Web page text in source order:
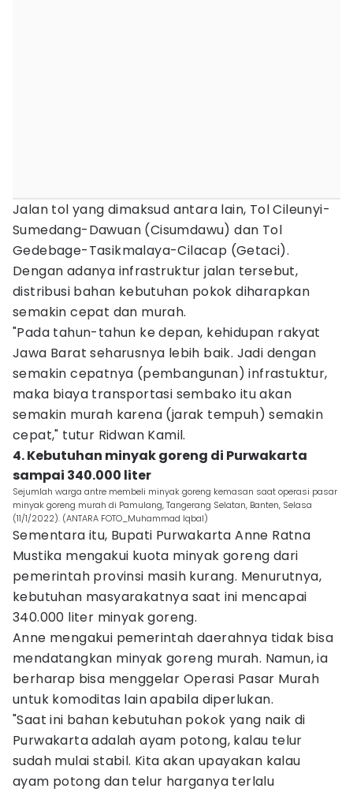
Jalan tol yang dimaksud antara lain, Tol Cileunyi-
Sumedang-Dawuan (Cisumdawu) dan Tol
Gedebage-Tasikmalaya-Cilacap (Getaci).
Dengan adanya infrastruktur jalan tersebut,
distribusi bahan kebutuhan pokok diharapkan
semakin cepat dan murah.
"Pada tahun-tahun ke depan, kehidupan rakyat
Jawa Barat seharusnya lebih baik. Jadi dengan
semakin cepatnya (pembangunan) infrastuktur,
maka biaya transportasi sembako itu akan
semakin murah karena (jarak tempuh) semakin
cepat," tutur Ridwan Kamil.
4. Kebutuhan minyak goreng di Purwakarta
sampai 340.000 liter
Sejumlah warga antre membeli minyak goreng kemasan saat operasi pasar
minyak goreng murah di Pamulang, Tangerang Selatan, Banten, Selasa
(11/1/2022). (ANTARA FOTO_Muhammad Iqbal)
Sementara itu, Bupati Purwakarta Anne Ratna
Mustika mengakui kuota minyak goreng dari
pemerintah provinsi masih kurang. Menurutnya,
kebutuhan masyarakatnya saat ini mencapai
340.000 liter minyak goreng.
Anne mengakui pemerintah daerahnya tidak bisa
mendatangkan minyak goreng murah. Namun, ia
berharap bisa menggelar Operasi Pasar Murah
untuk komoditas lain apabila diperlukan.
"Saat ini bahan kebutuhan pokok yang naik di
Purwakarta adalah ayam potong, kalau telur
sudah mulai stabil. Kita akan upayakan kalau
ayam potong dan telur harganya terlalu